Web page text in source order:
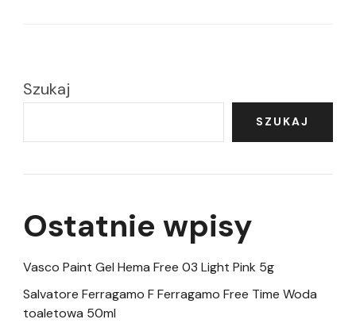
Szukaj
SZUKAJ
Ostatnie wpisy
Vasco Paint Gel Hema Free 03 Light Pink 5g
Salvatore Ferragamo F Ferragamo Free Time Woda
toaletowa 50ml